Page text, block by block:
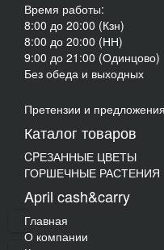
Время работы:
8:00 до 20:00 (Кзн)
8:00 до 20:00 (НН)
9:00 до 21:00 (Одинцово)
Без обеда и выходных
Претензии и
Каталог товаров
CPЕЗАННЫЕ ЦВЕТЫ
ГОРШЕЧНЫЕ РАСТЕНИЯ
April cash&carry
Главная
О компании